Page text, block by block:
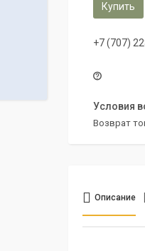
Купить
+7 (707)
возврат
Описание